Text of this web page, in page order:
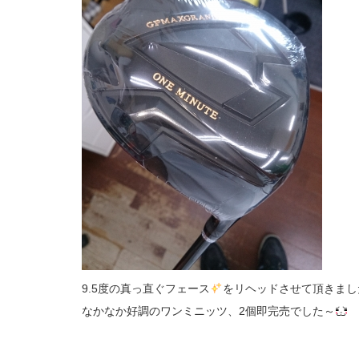
9.5度の真っ直ぐフェース
をリヘッドさせて頂きま
なかなか好調のワンミニッツ、2個即完売でした～